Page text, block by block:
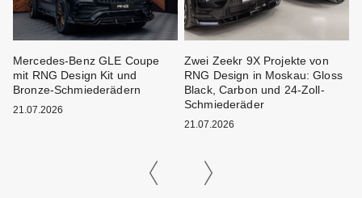
Mercedes-Benz GLE Coupe
mit RNG Design Kit und
Bronze-Schmiederädern
21.07.2026
Zwei Zeekr 9X Projekte von
RNG Design in Moskau: Gloss
Black, Carbon und 24-Zoll-
Schmiederäder
21.07.2026